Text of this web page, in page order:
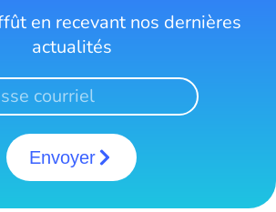
en recevant nos dernières
actualités
Envoyer